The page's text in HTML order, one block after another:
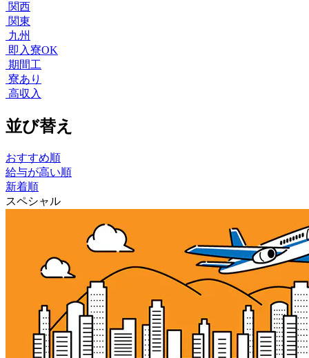
関西
関東
九州
即入寮OK
期間工
寮あり
高収入
並び替え
おすすめ順
給与が高い順
新着順
スペシャル